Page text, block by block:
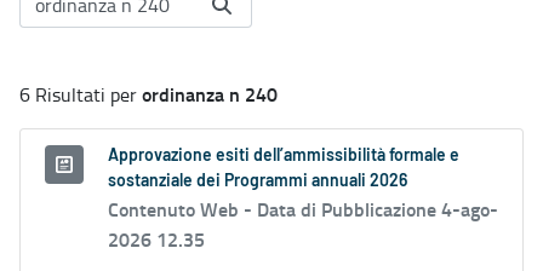
6 Risultati perordinanza n 240
Approvazione esiti dell’ammissibilità formale e
sostanziale dei Programmi annuali 2026
Contenuto Web - Data di Pubblicazione 4-ago-
2026 12.35